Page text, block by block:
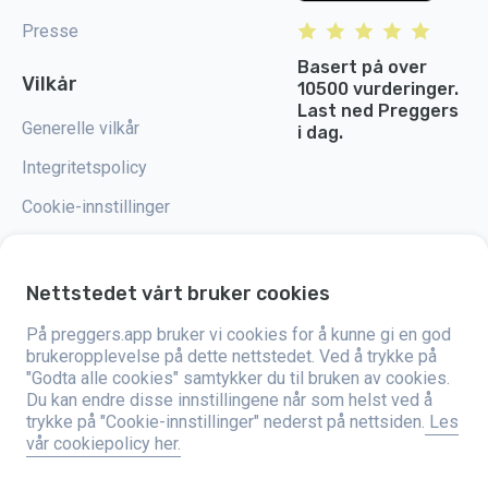
Presse
Vilkår
Generelle vilkår
Integritetspolicy
Cookie-innstillinger
Basert på over
10500 vurderinger.
Last ned Preggers
i dag.
Preggers er en app utviklet av det svenske selskapet Stroller AB i 2017.
Målet med appen er å gjøre foreldreskapet enklere for både blivende og
nybakte foreldre over hele verden. Med et mangfoldig team og samarbeid
med eksperter har de utviklet brukervennlige apper som allerede har blitt
brukt av over to millioner mennesker. Preggers tilbyr en unik 3D-opplevelse
som gir oppdateringer, tips og verktøy tilpasset hvert stadium i
graviditeten. Appen støtter også nybakte foreldre med praktiske råd om
hvordan man tar vare på nyfødte. Preggers setter pris på mangfold og
inkludering, og støtter ulike familieformer. Appen er lastet ned millioner av
Nettstedet vårt bruker cookies
På preggers.app bruker vi cookies for å kunne gi en god
brukeropplevelse på dette nettstedet. Ved å trykke på
"Godta alle cookies" samtykker du til bruken av cookies.
Du kan endre disse innstillingene når som helst ved å
trykke på "Cookie-innstillinger" nederst på nettsiden. Les
vår cookiepolicy her.